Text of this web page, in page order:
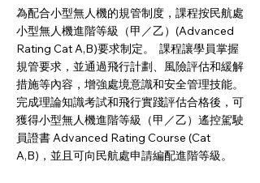
為配合小型無人機的規管制度，課程按民航處
小型無人機進階等級（甲／乙）(Advanced
Rating Cat A,B)要求制定。 課程讓學員掌握
規管要求，並通過飛行計劃、風險評估和緩解
措施等內容，增強處境意識和安全管理技能。
完成理論知識考試和飛行實踐評估合格後，可
獲得小型無人機進階等級（甲／乙）遙控駕駛
員證書 Advanced Rating Course (Cat
A,B)，並且可向民航處申請編配進階等級。